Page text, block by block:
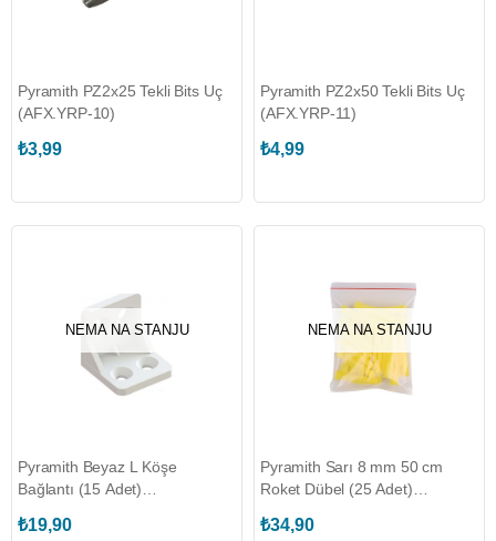
Pyramith PZ2x25 Tekli Bits Uç
(AFX.YRP-10)
₺3,99
Pyramith PZ2x50 Tekli Bits Uç
(AFX.YRP-11)
₺4,99
NEMA NA STANJU
Pyramith Beyaz L Köşe
Bağlantı (15 Adet)
₺19,90
NEMA NA STANJU
Pyramith Sarı 8 mm 50 cm
Roket Dübel (25 Adet)
₺34,90